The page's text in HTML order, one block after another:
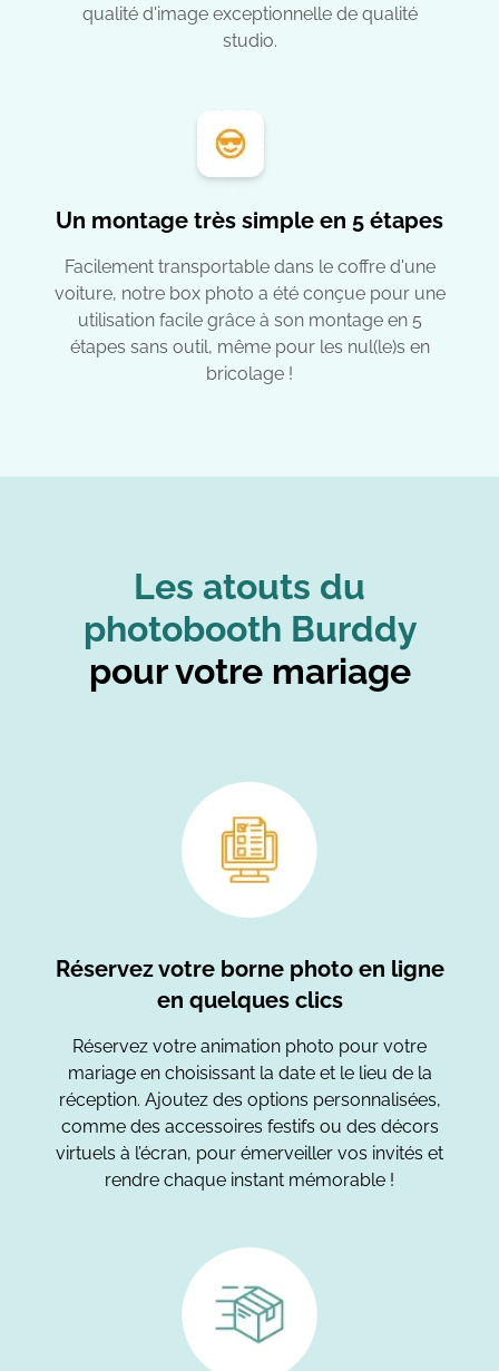
qualité d'image exceptionnelle de qualité
studio.
Un montage très simple en 5 étapes
Facilement transportable dans le coffre d'une
voiture, notre box photo a été conçue pour une
utilisation facile grâce à son montage en 5
étapes sans outil, même pour les nul(le)s en
bricolage !
Les atouts du
photobooth Burddy
pour votre mariage
Réservez votre borne photo en ligne
en quelques clics
Réservez votre animation photo pour votre
mariage en choisissant la date et le lieu de la
réception. Ajoutez des options personnalisées,
comme des accessoires festifs ou des décors
virtuels à l’écran, pour émerveiller vos invités et
rendre chaque instant mémorable !